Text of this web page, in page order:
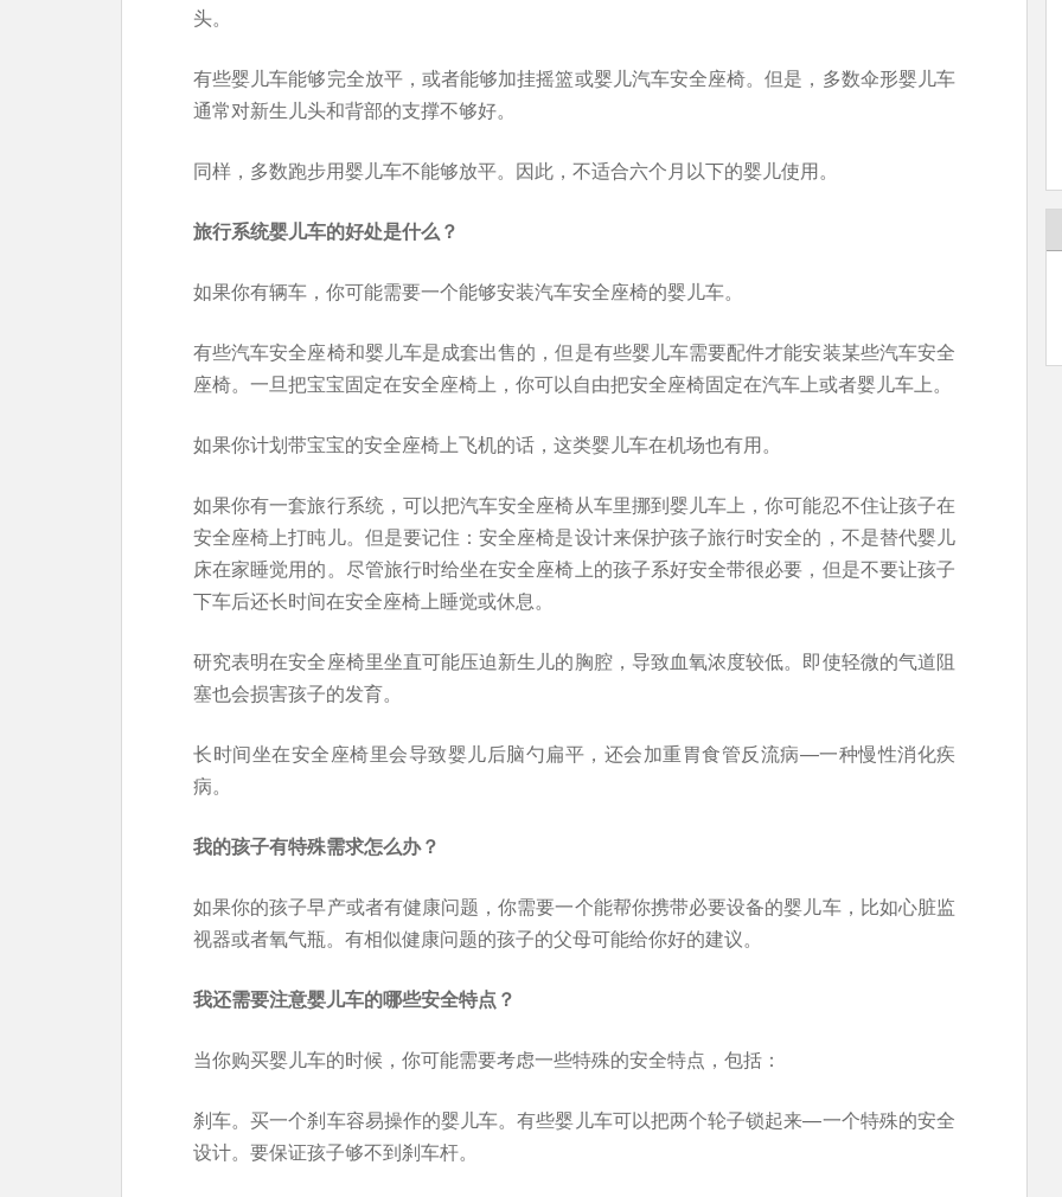
头。
有些婴儿车能够完全放平，或者能够加挂摇篮或婴儿汽车安全座椅。但是，多数伞形婴儿车
通常对新生儿头和背部的支撑不够好。
同样，多数跑步用婴儿车不能够放平。因此，不适合六个月以下的婴儿使用。
旅行系统婴儿车的好处是什么？
如果你有辆车，你可能需要一个能够安装汽车安全座椅的婴儿车。
有些汽车安全座椅和婴儿车是成套出售的，但是有些婴儿车需要配件才能安装某些汽车安全
座椅。一旦把宝宝固定在安全座椅上，你可以自由把安全座椅固定在汽车上或者婴儿车上。
如果你计划带宝宝的安全座椅上飞机的话，这类婴儿车在机场也有用。
如果你有一套旅行系统，可以把汽车安全座椅从车里挪到婴儿车上，你可能忍不住让孩子在
安全座椅上打盹儿。但是要记住：安全座椅是设计来保护孩子旅行时安全的，不是替代婴儿
床在家睡觉用的。尽管旅行时给坐在安全座椅上的孩子系好安全带很必要，但是不要让孩子
下车后还长时间在安全座椅上睡觉或休息。
研究表明在安全座椅里坐直可能压迫新生儿的胸腔，导致血氧浓度较低。即使轻微的气道阻
塞也会损害孩子的发育。
长时间坐在安全座椅里会导致婴儿后脑勺扁平，还会加重胃食管反流病—一种慢性消化疾
病。
我的孩子有特殊需求怎么办？
如果你的孩子早产或者有健康问题，你需要一个能帮你携带必要设备的婴儿车，比如心脏监
视器或者氧气瓶。有相似健康问题的孩子的父母可能给你好的建议。
我还需要注意婴儿车的哪些安全特点？
当你购买婴儿车的时候，你可能需要考虑一些特殊的安全特点，包括：
刹车。买一个刹车容易操作的婴儿车。有些婴儿车可以把两个轮子锁起来—一个特殊的安全
设计。要保证孩子够不到刹车杆。